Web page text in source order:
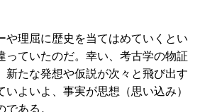
や理屈に歴史を当てはめていくとい
っていたのだ。幸い、考古学の物証
新たな発想や仮説が次々と飛び出す
いよいよ、事実が思想（思い込み）
ある。